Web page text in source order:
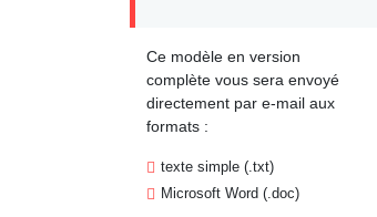
Ce modèle en version
complète vous sera envoyé
directement par e-mail aux
formats :
texte simple (.txt)
Microsoft Word (.doc)